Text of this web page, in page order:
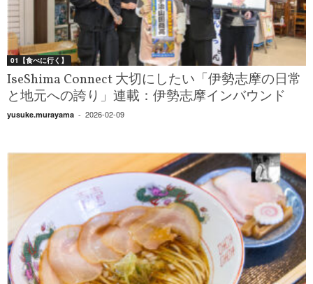
01【食べに行く】
IseShima Connect 大切にしたい「伊勢志摩の日常
と地元への誇り」連載：伊勢志摩インバウンド
yusuke.murayama - 2026-02-09